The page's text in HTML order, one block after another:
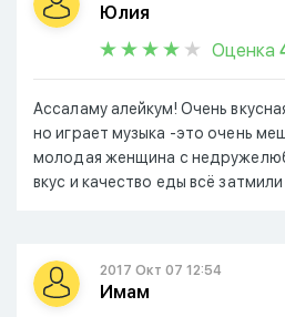
Юлия
Оценка
Ассаламу алейкум! Очень
но играет музыка -это очень
молодая женщина с
вкус и качество еды всё затмили
2017 Окт 07 12:54
Имам